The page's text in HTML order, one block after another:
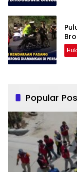
Popular